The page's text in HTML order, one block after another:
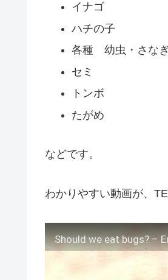
イナゴ
ハチの子
各種 幼虫・さな
セミ
トンボ
たがめ
などです。
わかりやすい動画が、
Should we eat bugs? –